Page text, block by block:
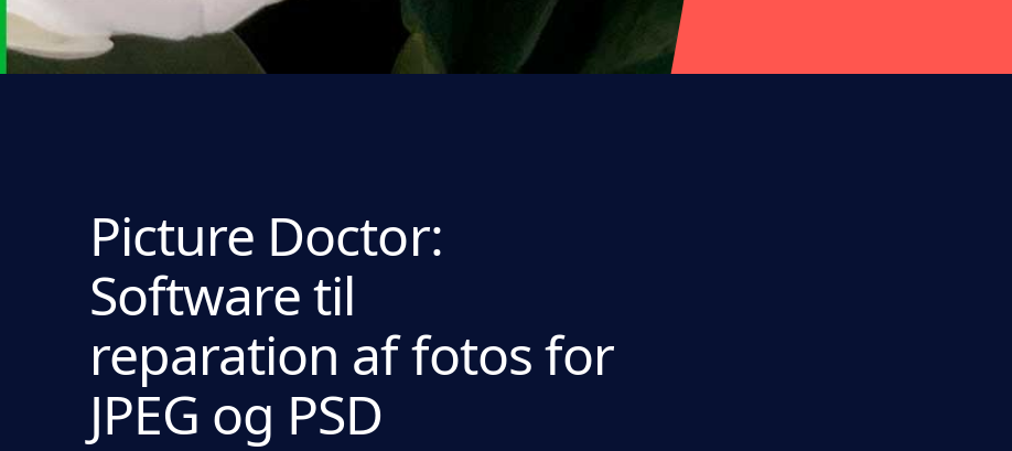
Picture Doctor:
Software til
reparation af fotos for
JPEG og PSD